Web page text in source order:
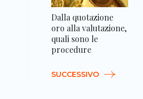
Dalla quotazione
oro alla valutazione,
quali sono le
procedure
SUCCESSIVO